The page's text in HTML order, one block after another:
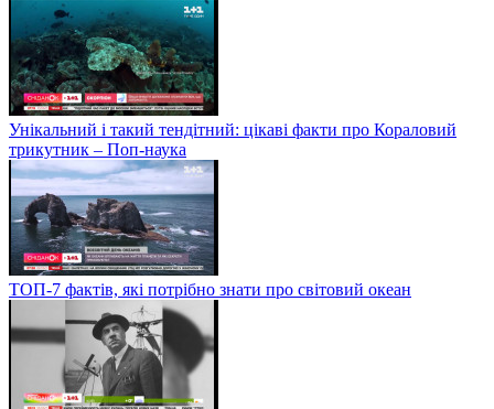
Унікальний і такий тендітний: цікаві факти про Кораловий
трикутник – Поп-наука
ТОП-7 фактів, які потрібно знати про світовий океан